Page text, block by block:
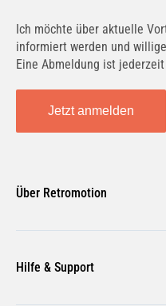
Ich möchte über aktuelle
informiert werden und
Eine Abmeldung ist
Jetzt anmelden
Über Retromotion
Unsere Jobs
Hilfe & Support